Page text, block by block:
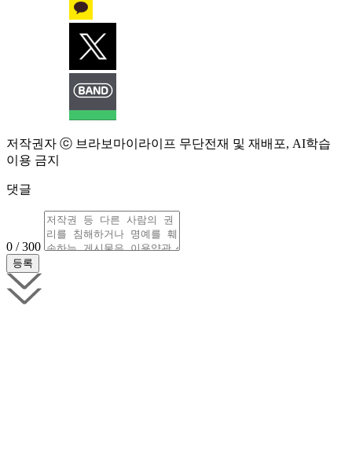
저작권자 ⓒ 브라보마이라이프 무단전재 및 재배포, AI학습
이용 금지
댓글
0 / 300